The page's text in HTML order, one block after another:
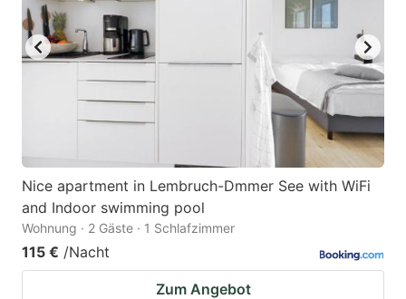
Nice apartment in Lembruch-Dmmer See with WiFi
and Indoor swimming pool
Wohnung · 2 Gäste · 1 Schlafzimmer
115 € /Nacht
Zum Angebot